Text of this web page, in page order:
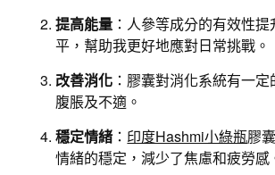
提高能量 ：人參等成分的有效性
平，幫助我更好地應對日常挑戰。
改善消化 ：膠囊對消化系統有一
腹脹及不適。
穩定情緒 ： 印度Hashmi小綠瓶膠
情緒的穩定，減少了焦慮和疲勞感